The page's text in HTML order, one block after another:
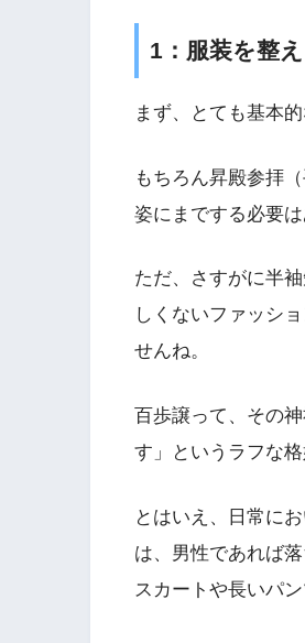
1：服装を整
まず、とても基本
もちろん昇殿参拝
姿にまでする必要は
ただ、さすがに半
しくないファッシ
せんね。
百歩譲って、その
す」というラフな
とはいえ、日常に
は、男性であれば
スカートや長いパ